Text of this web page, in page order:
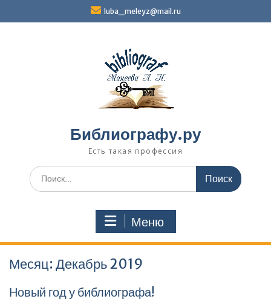
luba_meleyz@mail.ru
Библиографу.ру
Есть такая профессия
Поиск
по:
Меню
Месяц: Декабрь 2019
Новый год у библиографа!